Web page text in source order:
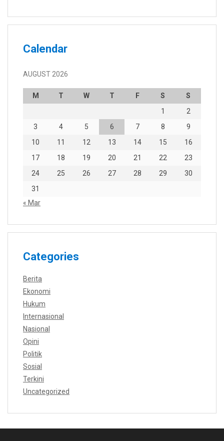
Calendar
AUGUST 2026
M T W T F S
S
1
2
3
4 5 6 7 8
9
10
11 12 13 14 15
16
17
18 19 20 21 22
23
24
25 26 27 28 29
30
31
« Mar
Categories
Berita
Ekonomi
Hukum
Internasional
Nasional
Opini
Politik
Sosial
Terkini
Uncategorized